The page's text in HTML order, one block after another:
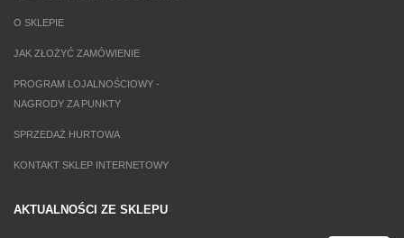
O SKLEPIE
JAK ZŁOŻYĆ ZAMÓWIENIE
PROGRAM LOJALNOŚCIOWY -
NAGRODY ZA PUNKTY
SPRZEDAŻ HURTOWA
KONTAKT SKLEP INTERNETOWY
AKTUALNOŚCI ZE SKLEPU